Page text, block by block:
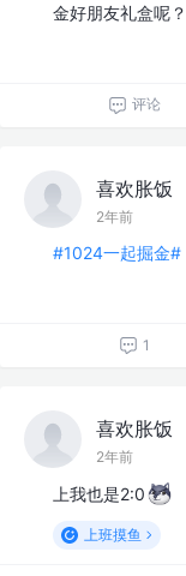
金好朋友礼盒呢？
评论
喜欢胀饭
2年前
#1024一起掘金#
1
喜欢胀饭
2年前
上我也是2:0
上班摸鱼